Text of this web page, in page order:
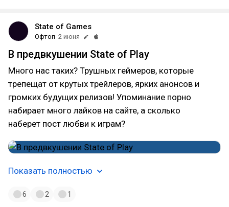
State of Games
Офтоп 2 июня
В предвкушении State of Play
Много нас таких? Трушных геймеров, которые
трепещат от крутых трейлеров, ярких анонсов и
громких будущих релизов! Упоминание порно
набирает много лайков на сайте, а сколько
наберет пост любви к играм?
Показать полностью
6 2 1